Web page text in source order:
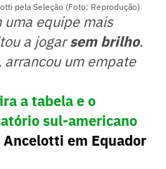
pela Seleção (Foto: Reprodução)
equipe mais
a jogarsem brilho.
um empate
a tabela e o
sul-americano
em Equador